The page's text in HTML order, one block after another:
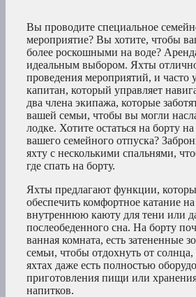
Вы проводите специальное
мероприятие? Вы хотите, чтобы
более роскошными на воде?
идеальным выбором. Яхты
проведения мероприятий, и часто
капитан, который управляет
два члена экипажа, которые
вашей семьи, чтобы вы могли
лодке. Хотите остаться на борту
вашего семейного отпуска?
яхту с несколькими спальнями,
где спать на борту.
Яхты предлагают функции,
обеспечить комфортное катание
внутреннюю каюту для тени или
послеобеденного сна. На борту
ванная комната, есть затененные
семьи, чтобы отдохнуть от
яхтах даже есть полностью
приготовления пищи или
напитков.